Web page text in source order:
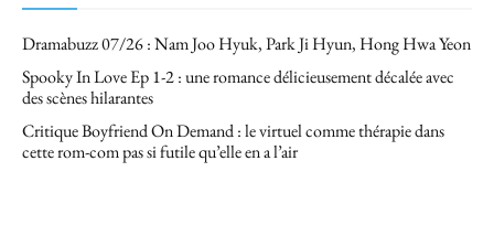
Dramabuzz 07/26 : Nam Joo Hyuk, Park Ji Hyun, Hong Hwa Yeon
Spooky In Love Ep 1-2 : une romance délicieusement décalée avec
des scènes hilarantes
Critique Boyfriend On Demand : le virtuel comme thérapie dans
cette rom-com pas si futile qu’elle en a l’air